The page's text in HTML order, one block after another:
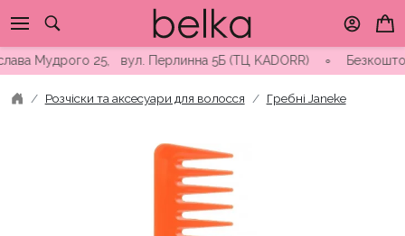
to
content
25, вул. Перлинна 5Б (ТЦ KADORR) ∘ Безкоштовна
Розчіски та аксесуари для волосся Гребні Janeke